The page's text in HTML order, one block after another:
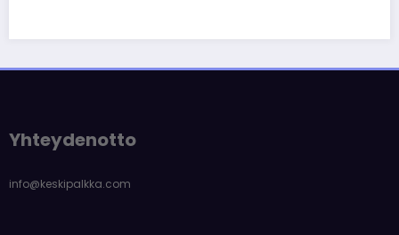
Yhteydenotto
info@keskipalkka.com